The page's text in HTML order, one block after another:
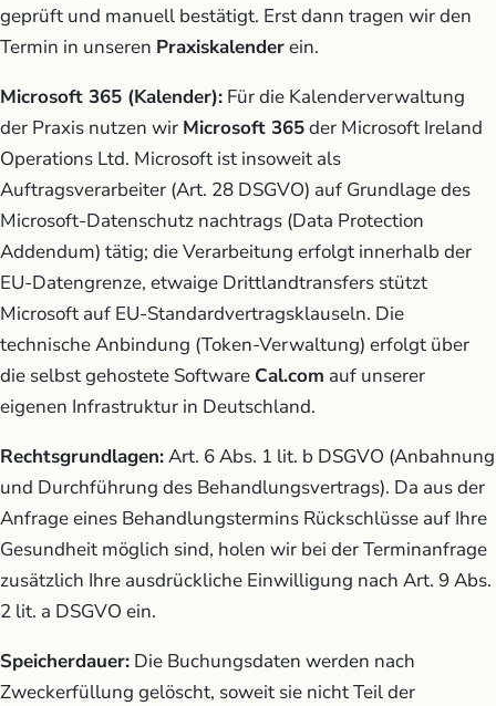
geprüft und manuell bestätigt. Erst dann tragen wir den
Termin in unseren Praxiskalenderein.
Microsoft 365 (Kalender): Für die Kalenderverwaltung
der Praxis nutzen wir Microsoft 365der Microsoft Ireland
Operations Ltd. Microsoft ist insoweit als
Auftragsverarbeiter (Art. 28 DSGVO) auf Grundlage des
Microsoft-Datenschutz­ nachtrags (Data Protection
Addendum) tätig; die Verarbeitung erfolgt innerhalb der
EU-Datengrenze, etwaige Drittlandtransfers stützt
Microsoft auf EU-Standardvertragsklauseln. Die
technische Anbindung (Token-Verwaltung) erfolgt über
die selbst gehostete Software Cal.com auf unserer
eigenen Infrastruktur in Deutschland.
Rechtsgrundlagen:Art. 6 Abs. 1 lit. b DSGVO (Anbahnung
und Durchführung des Behandlungsvertrags). Da aus der
Anfrage eines Behandlungstermins Rückschlüsse auf Ihre
Gesundheit möglich sind, holen wir bei der Terminanfrage
zusätzlich Ihre ausdrückliche Einwilligung nach Art. 9 Abs.
2 lit. a DSGVO ein.
Speicherdauer: Die Buchungsdaten werden nach
Zweckerfüllung gelöscht, soweit sie nicht Teil der